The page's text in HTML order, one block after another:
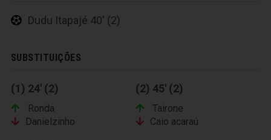
Dudu Itapajé 40' (2)
SUBSTITUIÇÕES
(1) 24' (2)
Ronda
Danielzinho
(2) 45' (2)
Tairone
Caio acaraú